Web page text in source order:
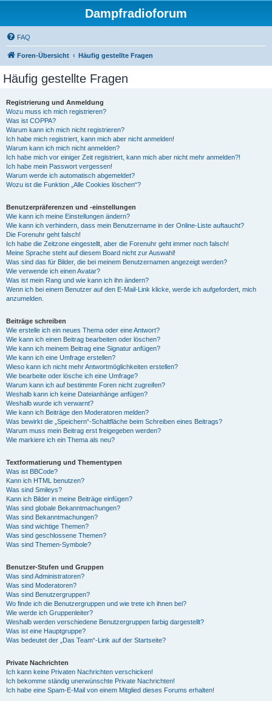
Dampfradioforum
FAQ
Foren-Übersicht Häufig gestellte Fragen
Häufig gestellte Fragen
Registrierung und Anmeldung
Wozu muss ich mich registrieren?
Was ist COPPA?
Warum kann ich mich nicht registrieren?
Ich habe mich registriert, kann mich aber nicht anmelden!
Warum kann ich mich nicht anmelden?
Ich habe mich vor einiger Zeit registriert, kann mich aber nicht mehr anmelden?!
Ich habe mein Passwort vergessen!
Warum werde ich automatisch abgemeldet?
Wozu ist die Funktion „Alle Cookies löschen“?
Benutzerpräferenzen und -einstellungen
Wie kann ich meine Einstellungen ändern?
Wie kann ich verhindern, dass mein Benutzername in der Online-Liste auftaucht?
Die Forenuhr geht falsch!
Ich habe die Zeitzone eingestellt, aber die Forenuhr geht immer noch falsch!
Meine Sprache steht auf diesem Board nicht zur Auswahl!
Was sind das für Bilder, die bei meinem Benutzernamen angezeigt werden?
Wie verwende ich einen Avatar?
Was ist mein Rang und wie kann ich ihn ändern?
Wenn ich bei einem Benutzer auf den E-Mail-Link klicke, werde ich aufgefordert, mich
anzumelden.
Beiträge schreiben
Wie erstelle ich ein neues Thema oder eine Antwort?
Wie kann ich einen Beitrag bearbeiten oder löschen?
Wie kann ich meinem Beitrag eine Signatur anfügen?
Wie kann ich eine Umfrage erstellen?
Wieso kann ich nicht mehr Antwortmöglichkeiten erstellen?
Wie bearbeite oder lösche ich eine Umfrage?
Warum kann ich auf bestimmte Foren nicht zugreifen?
Weshalb kann ich keine Dateianhänge anfügen?
Weshalb wurde ich verwarnt?
Wie kann ich Beiträge den Moderatoren melden?
Was bewirkt die „Speichern“-Schaltfläche beim Schreiben eines Beitrags?
Warum muss mein Beitrag erst freigegeben werden?
Wie markiere ich ein Thema als neu?
Textformatierung und Thementypen
Was ist BBCode?
Kann ich HTML benutzen?
Was sind Smileys?
Kann ich Bilder in meine Beiträge einfügen?
Was sind globale Bekanntmachungen?
Was sind Bekanntmachungen?
Was sind wichtige Themen?
Was sind geschlossene Themen?
Was sind Themen-Symbole?
Benutzer-Stufen und Gruppen
Was sind Administratoren?
Was sind Moderatoren?
Was sind Benutzergruppen?
Wo finde ich die Benutzergruppen und wie trete ich ihnen bei?
Wie werde ich Gruppenleiter?
Weshalb werden verschiedene Benutzergruppen farbig dargestellt?
Was ist eine Hauptgruppe?
Was bedeutet der „Das Team“-Link auf der Startseite?
Private Nachrichten
Ich kann keine Privaten Nachrichten verschicken!
Ich bekomme ständig unerwünschte Private Nachrichten!
Ich habe eine Spam-E-Mail von einem Mitglied dieses Forums erhalten!